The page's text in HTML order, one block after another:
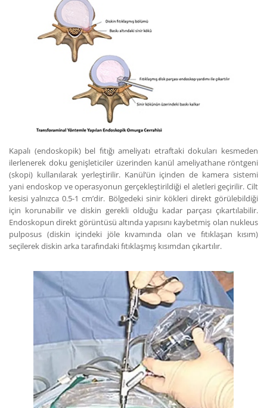
Kapalı (endoskopik) bel fıtığı ameliyatı etraftaki dokuları kesmeden
ilerlenerek doku genişleticiler üzerinden kanül ameliyathane röntgeni
(skopi) kullanılarak yerleştirilir. Kanül’ün içinden de kamera sistemi
yani endoskop ve operasyonun gerçekleştirildiği el aletleri geçirilir. Cilt
kesisi yalnızca 0.5-1 cm’dir. Bölgedeki sinir kökleri direkt görülebildiği
için korunabilir ve diskin gerekli olduğu kadar parçası çıkartılabilir.
Endoskopun direkt görüntüsü altında yapısını kaybetmiş olan nukleus
pulposus (diskin içindeki jöle kıvamında olan ve fıtıklaşan kısım)
seçilerek diskin arka tarafındaki fıtıklaşmış kısımdan çıkartılır.